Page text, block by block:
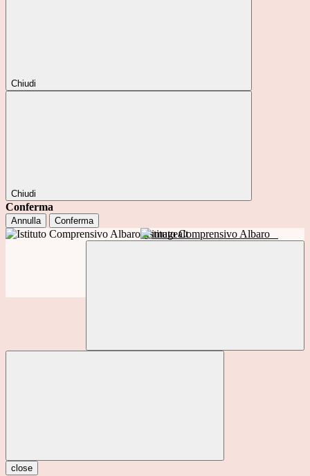
Chiudi
Chiudi
Conferma
Annulla Conferma
Istituto Comprensivo Albaro
close